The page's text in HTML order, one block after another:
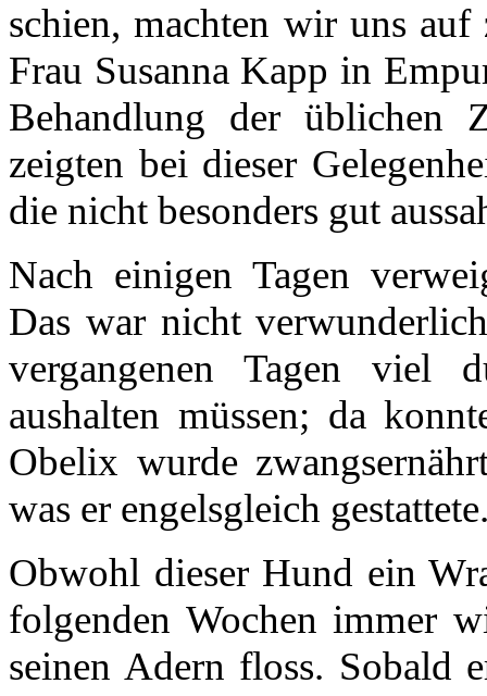
schien, machten wir uns auf
Frau Susanna Kapp in
Behandlung der üblichen
zeigten bei dieser
die nicht besonders gut
Nach einigen Tagen
Das war nicht
vergangenen Tagen viel
aushalten müssen; da
Obelix wurde
was er engelsgleich
Obwohl dieser Hund ein
folgenden Wochen immer
seinen Adern floss. Sobald